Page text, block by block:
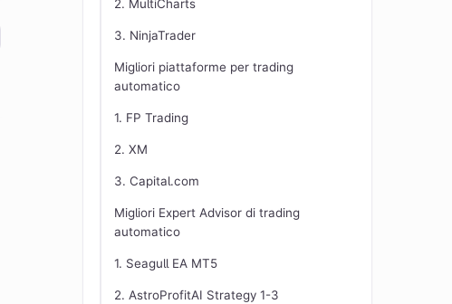
2. MultiCharts
3. NinjaTrader
Migliori piattaforme per trading
automatico
1. FP Trading
2. XM
3. Capital.com
Migliori Expert Advisor di trading
automatico
1. Seagull EA MT5
2. AstroProfitAI Strategy 1-3